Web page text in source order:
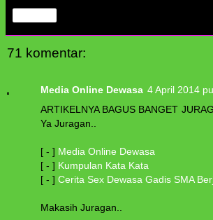
71 komentar:
Media Online Dewasa 4 April 2014
ARTIKELNYA BAGUS BANGET
Ya Juragan..
[ - ] Media Online Dewasa
[ - ] Kumpulan Kata Kata
[ - ] Cerita Sex Dewasa Gadis SMA
Makasih Juragan..